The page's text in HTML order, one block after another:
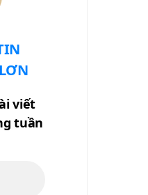
viết
tuần